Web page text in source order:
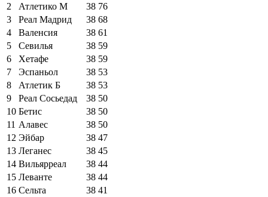
2
Атлетико М 38 76
3
Реал Мадрид 38 68
4
Валенсия 38 61
5
Севилья 38 59
6
Хетафе 38 59
7
Эспаньол 38 53
8
Атлетик Б 38 53
9
Реал Сосьедад 38 50
10 Бетис 38 50
11 Алавес 38 50
12 Эйбар 38 47
13 Леганес 38 45
14 Вильярреал 38 44
15 Леванте 38 44
16 Сельта 38 41